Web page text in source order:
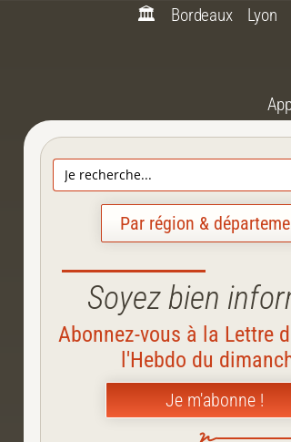
🏛️ Bordeaux Lyon
Search
for:
Par région &
Soyez bien
Abonnez-vous à la Lettre
l'Hebdo du
Je m'abonne !